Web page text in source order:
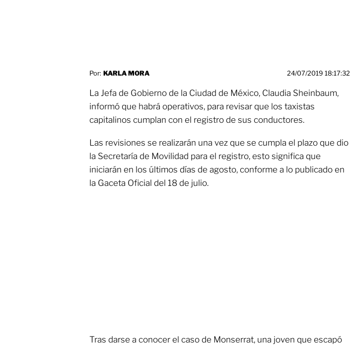
Por: KARLA MORA 24/07/2019 18:17:32
La Jefa de Gobierno de la Ciudad de México, Claudia Sheinbaum,
informó que habrá operativos, para revisar que los taxistas
capitalinos cumplan con el registro de sus conductores.
Las revisiones se realizarán una vez que se cumpla el plazo que dio
la Secretaría de Movilidad para el registro, esto significa que
iniciarán en los últimos días de agosto, conforme a lo publicado en
la Gaceta Oficial del 18 de julio.
Tras darse a conocer el caso de Monserrat, una joven que escapó